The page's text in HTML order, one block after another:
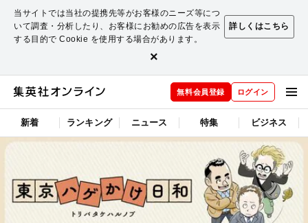
当サイトでは当社の提携先等がお客様のニーズ等につ
いて調査・分析したり、お客様にお勧めの広告を表示
する目的で Cookie を使用する場合があります。
詳しくはこちら
×
無料会員登録 ログイン
新着 ランキング ニュース 特集 ビジネス